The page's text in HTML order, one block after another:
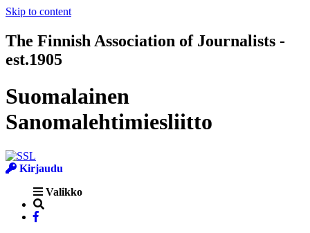
Skip to content
The Finnish Association of Journalists -
est.1905
Suomalainen
Sanomalehtimiesliitto
Kirjaudu
Valikko